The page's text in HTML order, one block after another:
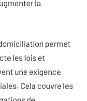
la
permet
les lois et
une exigence
Cela couvre les